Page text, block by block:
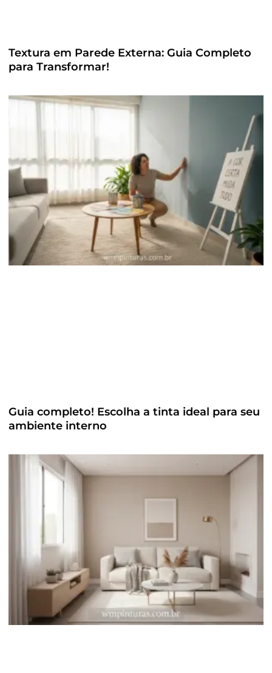
Textura em Parede Externa: Guia Completo
para Transformar!
Guia completo! Escolha a tinta ideal para seu
ambiente interno